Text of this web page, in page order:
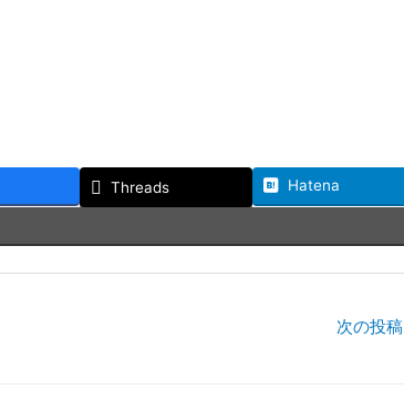
Threads Hatena
次の投稿